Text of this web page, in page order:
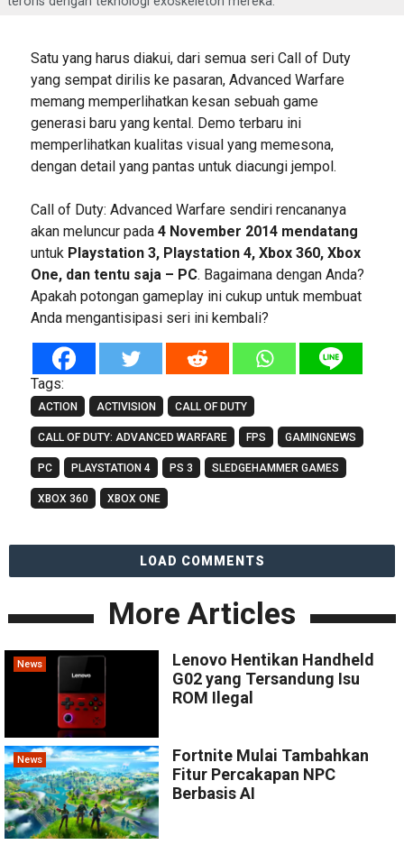
Satu yang harus diakui, dari semua seri Call of Duty
yang sempat dirilis ke pasaran, Advanced Warfare
memang memperlihatkan kesan sebuah game
generasi baru yang kental. Demo terbaru ini
memperlihatkan kualitas visual yang memesona,
dengan detail yang pantas untuk diacungi jempol.
Call of Duty: Advanced Warfare sendiri rencananya
akan meluncur pada 4 November 2014 mendatang
untuk Playstation 3, Playstation 4, Xbox 360, Xbox
One, dan tentu saja – PC. Bagaimana dengan Anda?
Apakah potongan gameplay ini cukup untuk membuat
Anda mengantisipasi seri ini kembali?
Tags:
ACTION ACTIVISION CALL OF DUTY
CALL OF DUTY: ADVANCED WARFARE FPS GAMINGNEWS
PC PLAYSTATION 4 PS 3 SLEDGEHAMMER GAMES
XBOX 360 XBOX ONE
LOAD COMMENTS
More Articles
News
Lenovo Hentikan Handheld
G02 yang Tersandung Isu
ROM Ilegal
News
Fortnite Mulai Tambahkan
Fitur Percakapan NPC
Berbasis AI